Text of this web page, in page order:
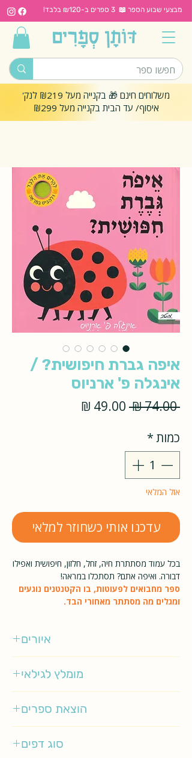
מבצעי שבוע הספר 📖 3 ספרים ב-₪120 בלבד!
משלוחים חינם 🎁 בקנייה מעל ₪219 לנק'
איסוף/ עד הבית בקנייה מעל ₪299
איפה גברת חיפושית? /
אינגלה פ' ארניוס
‏74.00 ‏₪
מחיר
כמות*
אזל המלאי
עדכנו אותי כשחוזר למלאי
בכל עמוד מסתתרת חיה, זחל, חלזון, חיפושית ואפילו
דבורה. ואיפה אתם? תסתכלו במראה!
ספר מחבואים לפעוטות, בו הקטנטנים נוגעים
ומגלים מה מסתתר מאחורי הבד.
איורים
מומלץ לגילאי
הוצאת ספרים
סוג דפים